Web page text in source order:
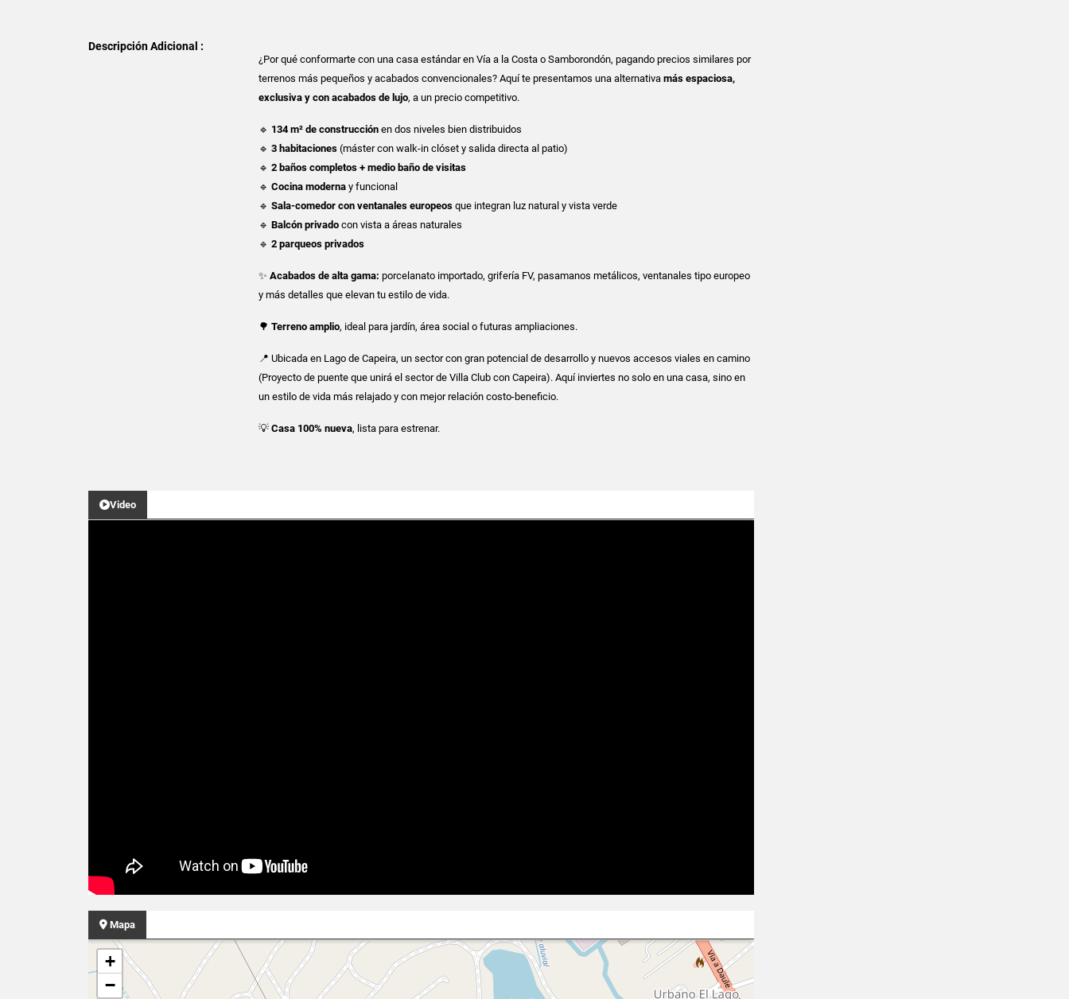
Descripción Adicional :
¿Por qué conformarte con una casa estándar en Vía a la Costa o Samborondón, pagando precios similares por
terrenos más pequeños y acabados convencionales? Aquí te presentamos una alternativamás espaciosa,
exclusiva y con acabados de lujo, a un precio competitivo.
🔹 134 m² de construcción en dos niveles bien distribuidos
🔹3 habitaciones (máster con walk-in clóset y salida directa al patio)
🔹2 baños completos + medio baño de visitas
🔹Cocina moderna y funcional
🔹Sala-comedor con ventanales europeos que integran luz natural y vista verde
🔹Balcón privado con vista a áreas naturales
🔹2 parqueos privados
✨Acabados de alta gama: porcelanato importado, grifería FV, pasamanos metálicos, ventanales tipo europeo
y más detalles que elevan tu estilo de vida.
🌳Terreno amplio, ideal para jardín, área social o futuras ampliaciones.
📍 Ubicada en Lago de Capeira, un sector con gran potencial de desarrollo y nuevos accesos viales en camino
(Proyecto de puente que unirá el sector de Villa Club con Capeira). Aquí inviertes no solo en una casa, sino en
un estilo de vida más relajado y con mejor relación costo-beneficio.
💡Casa 100% nueva, lista para estrenar.
Video
Mapa
+
−